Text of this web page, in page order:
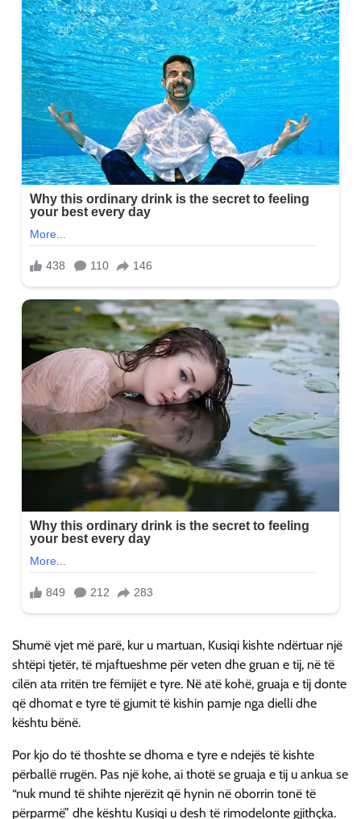
Shumë vjet më parë, kur u martuan, Kusiqi kishte ndërtuar një
shtëpi tjetër, të mjaftueshme për veten dhe gruan e tij, në të
cilën ata rritën tre fëmijët e tyre. Në atë kohë, gruaja e tij donte
që dhomat e tyre të gjumit të kishin pamje nga dielli dhe
kështu bënë.
Por kjo do të thoshte se dhoma e tyre e ndejës të kishte
përballë rrugën. Pas një kohe, ai thotë se gruaja e tij u ankua se
“nuk mund të shihte njerëzit që hynin në oborrin tonë të
përparmë” dhe kështu Kusiqi u desh të rimodelonte gjithçka.